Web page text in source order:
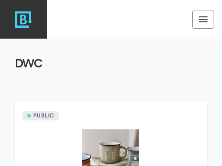
DWC
PUBLIC